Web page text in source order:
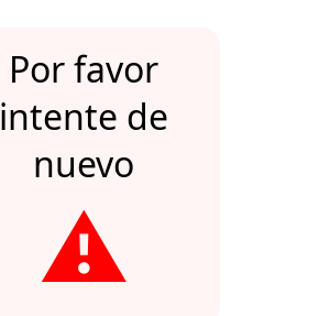
Por favor
intente de
nuevo
⚠️